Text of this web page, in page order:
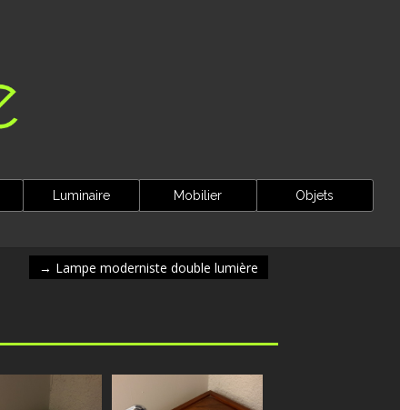
Luminaire Mobilier Objets
→ Lampe moderniste double lumière